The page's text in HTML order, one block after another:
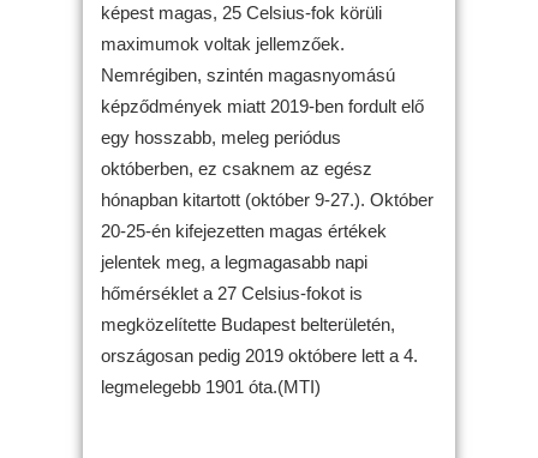
képest magas, 25 Celsius-fok körüli
maximumok voltak jellemzőek.
Nemrégiben, szintén magasnyomású
képződmények miatt 2019-ben fordult elő
egy hosszabb, meleg periódus
októberben, ez csaknem az egész
hónapban kitartott (október 9-27.). Október
20-25-én kifejezetten magas értékek
jelentek meg, a legmagasabb napi
hőmérséklet a 27 Celsius-fokot is
megközelítette Budapest belterületén,
országosan pedig 2019 októbere lett a 4.
legmelegebb 1901 óta.(MTI)